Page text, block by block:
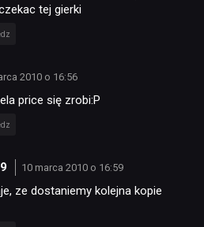
tej gierki
2010 o 16:56
price się zrobi:P
10 marca 2010 o 16:59
ze dostaniemy kolejna kopie